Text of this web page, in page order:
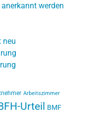
werden
neu
Arbeitszimmer
Urteil BMF